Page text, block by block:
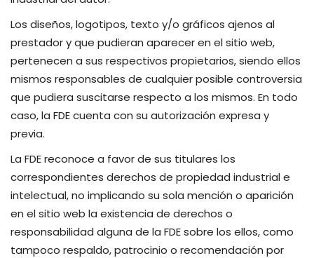
Los diseños, logotipos, texto y/o gráficos ajenos al
prestador y que pudieran aparecer en el sitio web,
pertenecen a sus respectivos propietarios, siendo ellos
mismos responsables de cualquier posible controversia
que pudiera suscitarse respecto a los mismos. En todo
caso, la FDE cuenta con su autorización expresa y
previa.
La FDE reconoce a favor de sus titulares los
correspondientes derechos de propiedad industrial e
intelectual, no implicando su sola mención o aparición
en el sitio web la existencia de derechos o
responsabilidad alguna de la FDE sobre los ellos, como
tampoco respaldo, patrocinio o recomendación por